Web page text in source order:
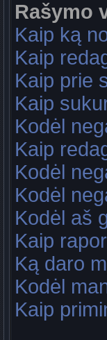
Rašymo
Kaip ką
Kaip
Kaip prie
Kaip
Kodėl
Kaip
Kodėl
Kodėl
Kodėl aš
Kaip
Ką daro
Kodėl
Kaip